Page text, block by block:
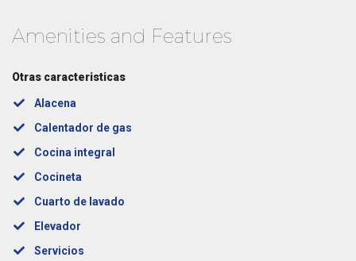
Amenities and Features
Otras caracteristicas
Alacena
Calentador de gas
Cocina integral
Cocineta
Cuarto de lavado
Elevador
Servicios